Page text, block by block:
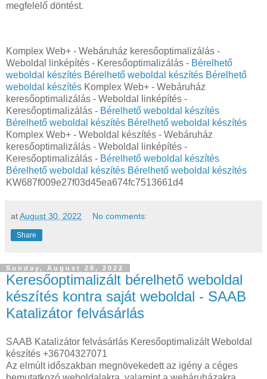
megfelelő döntést.
Komplex Web+ - Webáruház keresőoptimalizálás -
Weboldal linképítés - Keresőoptimalizálás - Bérelhető
weboldal készítés Bérelhető weboldal készítés Bérelhető
weboldal készítés Komplex Web+ - Webáruház
keresőoptimalizálás - Weboldal linképítés -
Keresőoptimalizálás - Bérelhető weboldal készítés
Bérelhető weboldal készítés Bérelhető weboldal készítés
Komplex Web+ - Weboldal készítés - Webáruház
keresőoptimalizálás - Weboldal linképítés -
Keresőoptimalizálás - Bérelhető weboldal készítés
Bérelhető weboldal készítés Bérelhető weboldal készítés
KW687f009e27f03d45ea674fc7513661d4
atAugust 30, 2022 No comments:
Share
Sunday, August 28, 2022
Keresőoptimalizált bérelhető weboldal
készítés kontra saját weboldal - SAAB
Katalizátor felvásárlás
SAAB Katalizátor felvásárlás Keresőoptimalizált Weboldal
készítés +36704327071
Az elmúlt időszakban megnövekedett az igény a céges